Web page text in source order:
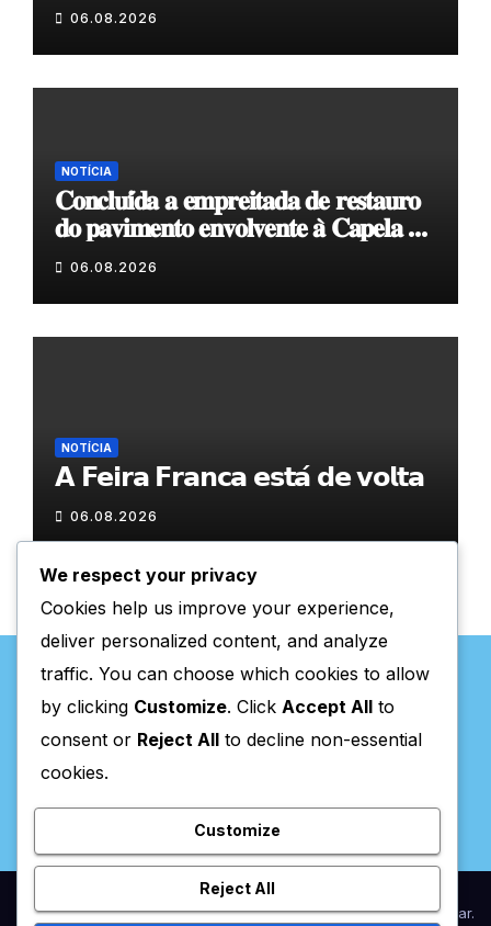
06.08.2026
NOTÍCIA
𝐂𝐨𝐧𝐜𝐥𝐮𝐢́𝐝𝐚 𝐚 𝐞𝐦𝐩𝐫𝐞𝐢𝐭𝐚𝐝𝐚 𝐝𝐞 𝐫𝐞𝐬𝐭𝐚𝐮𝐫𝐨
𝐝𝐨 𝐩𝐚𝐯𝐢𝐦𝐞𝐧𝐭𝐨 𝐞𝐧𝐯𝐨𝐥𝐯𝐞𝐧𝐭𝐞 𝐚̀ 𝐂𝐚𝐩𝐞𝐥𝐚 𝐝𝐞
𝐂𝐨𝐯𝐚𝐬
06.08.2026
NOTÍCIA
𝗔 𝗙𝗲𝗶𝗿𝗮 𝗙𝗿𝗮𝗻𝗰𝗮 𝗲𝘀𝘁𝗮́ 𝗱𝗲 𝘃𝗼𝗹𝘁𝗮
06.08.2026
Valpaços Online
Proudly powered by WordPress|Theme:NewsupbyThemeansar.
We respect your privacy
Cookies help us improve your experience,
deliver personalized content, and analyze
traffic. You can choose which cookies to allow
by clicking Customize. Click Accept All to
consent or Reject All to decline non-essential
cookies.
Customize
Reject All